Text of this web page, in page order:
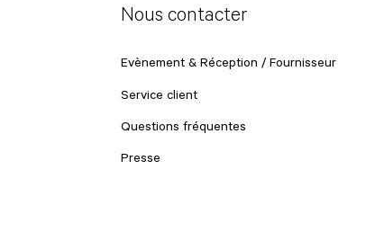
Nous contacter
Evènement & Réception / Fournisseur
Service client
Questions fréquentes
Presse